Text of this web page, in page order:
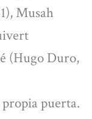
Musah
(Hugo Duro,
puerta.